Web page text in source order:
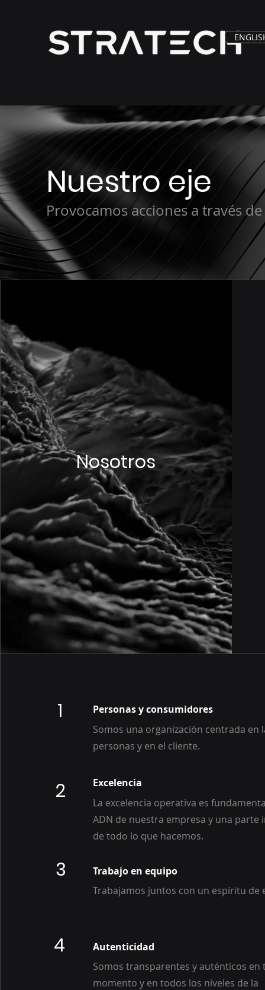
Nuestro eje
Provocamos acciones a través
Nosotros
1
Personas y consumidores
Somos una organización centrada en
personas y en el cliente.
2
Excelencia
La excelencia operativa es
ADN de nuestra empresa y una parte
de todo lo que hacemos.
3
Trabajo en equipo
Trabajamos juntos con un espíritu de
4
Autenticidad
Somos transparentes y auténticos en
momento y en todos los niveles de la